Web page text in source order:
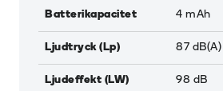
Batterikapacitet 4 mAh
Ljudtryck (Lp) 87 dB(A)
Ljudeffekt (LW) 98 dB